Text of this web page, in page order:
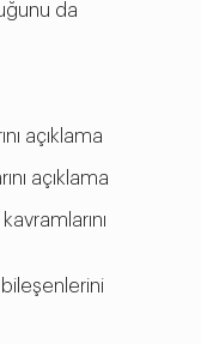
da
açıklama
açıklama